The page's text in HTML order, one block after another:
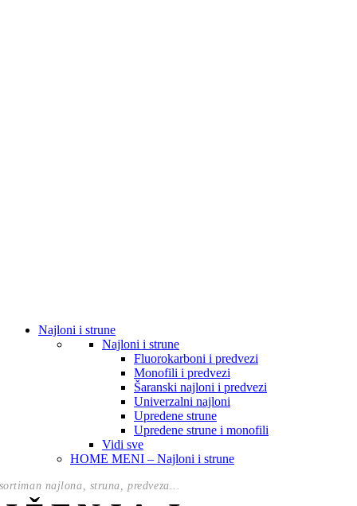
Najloni i strune
Najloni i strune
Fluorokarboni i predvezi
Monofili i predvezi
Šaranski najloni i predvezi
Univerzalni najloni
Upredene strune
Upredene strune i monofili
Vidi sve
HOME MENI – Najloni i strune
najlona, struna, predveza...